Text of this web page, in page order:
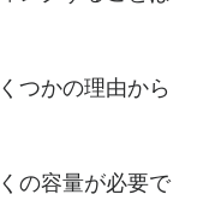
つかの理由から
の容量が必要で